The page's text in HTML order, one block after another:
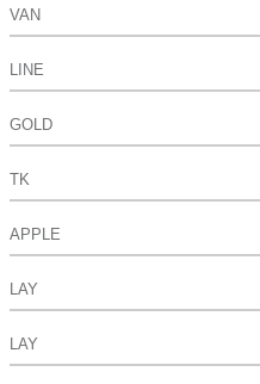
VAN
LINE
GOLD
TK
APPLE
LAY
LAY